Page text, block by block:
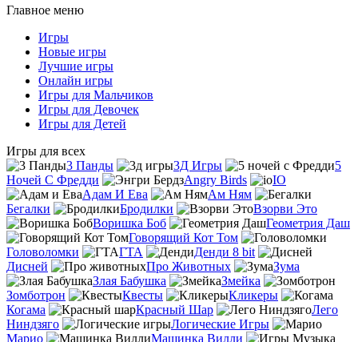
Главное меню
Игры
Новые игры
Лучшие игры
Онлайн игры
Игры для Мальчиков
Игры для Девочек
Игры для Детей
Игры для всех
3 Панды
3Д Игры
5
Ночей С Фредди
Angry Birds
IO
Адам И Ева
Ам Ням
Бегалки
Бродилки
Взорви Это
Воришка Боб
Геометрия Даш
Говорящий Кот Том
Головоломки
ГТА
Денди 8 bit
Дисней
Про Животных
Зума
Злая Бабушка
Змейка
Зомботрон
Квесты
Кликеры
Когама
Красный Шар
Лего
Ниндзяго
Логические Игры
Марио
Машинка Вилли